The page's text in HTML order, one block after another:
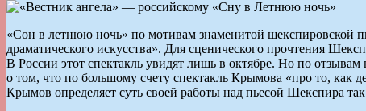
«Сон в летнюю ночь» по мотивам знаменитой шекспировской
драматического искусства». Для сценического прочтения
В России этот спектакль увидят лишь в октябре. Но по
о том, что по большому счету спектакль Крымова «про то, как
Крымов определяет суть своей работы над пьесой Шекспира